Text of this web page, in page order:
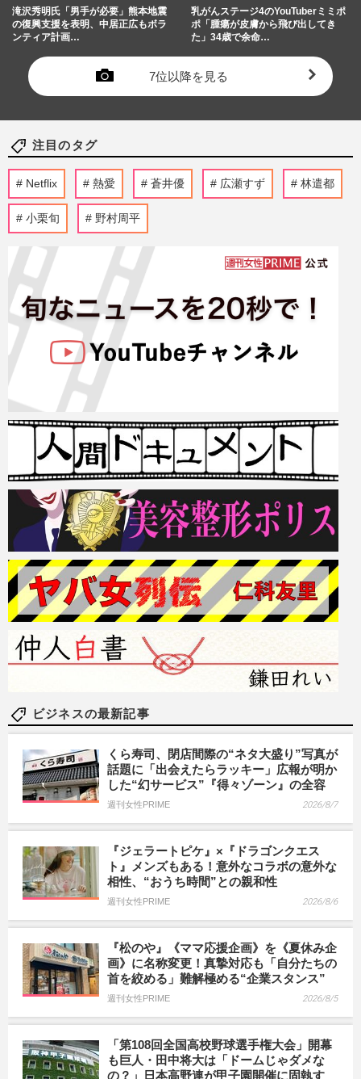
滝沢秀明氏「男手が必要」熊本地震
の復興支援を表明、中居正広もボラ
ンティア計画…
乳がんステージ4のYouTuberミミポ
ポ「腫瘍が皮膚から飛び出してき
た」34歳で余命…
7位以降を見る
注目のタグ
Netflix 熱愛 蒼井優 広瀬すず 林遣都
小栗旬 野村周平
ビジネスの最新記事
くら寿司、閉店間際の“ネタ大盛り”写真が
話題に「出会えたらラッキー」広報が明か
した“幻サービス”『得々ゾーン』の全容
週刊女性PRIME 2026/8/7
『ジェラートピケ』×『ドラゴンクエス
ト』メンズもある！意外なコラボの意外な
相性、“おうち時間”との親和性
週刊女性PRIME 2026/8/6
『松のや』《ママ応援企画》を《夏休み企
画》に名称変更！真摯対応も「自分たちの
首を絞める」難解極める“企業スタンス”
週刊女性PRIME 2026/8/5
「第108回全国高校野球選手権大会」開幕
も巨人・田中将大は「ドームじゃダメな
の？」日本高野連が甲子園開催に固執す